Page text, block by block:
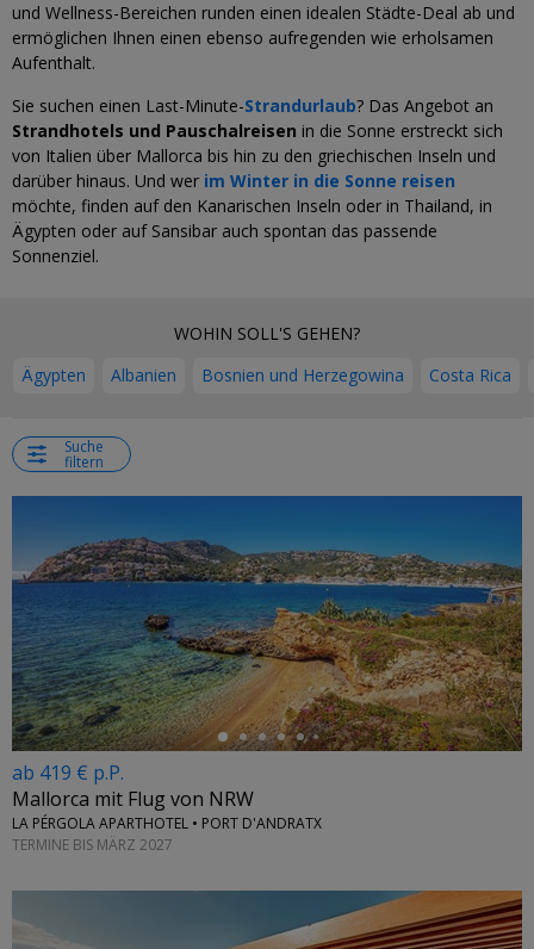
und Wellness-Bereichen runden einen idealen Städte-Deal ab und
ermöglichen Ihnen einen ebenso aufregenden wie erholsamen
Aufenthalt.
Sie suchen einen Last-Minute-Strandurlaub? Das Angebot an
Strandhotels und Pauschalreisen in die Sonne erstreckt sich
von Italien über Mallorca bis hin zu den griechischen Inseln und
darüber hinaus. Und wer im Winter in die Sonne reisen
möchte, finden auf den Kanarischen Inseln oder in Thailand, in
Ägypten oder auf Sansibar auch spontan das passende
Sonnenziel.
WOHIN SOLL'S GEHEN?
Ägypten
Albanien Bosnien und Herzegowina Costa Rica
Suche
filtern
←
ab 419 € p.P.
Mallorca mit Flug von NRW
LA PÉRGOLA APARTHOTEL • PORT D'ANDRATX
TERMINE BIS MÄRZ 2027